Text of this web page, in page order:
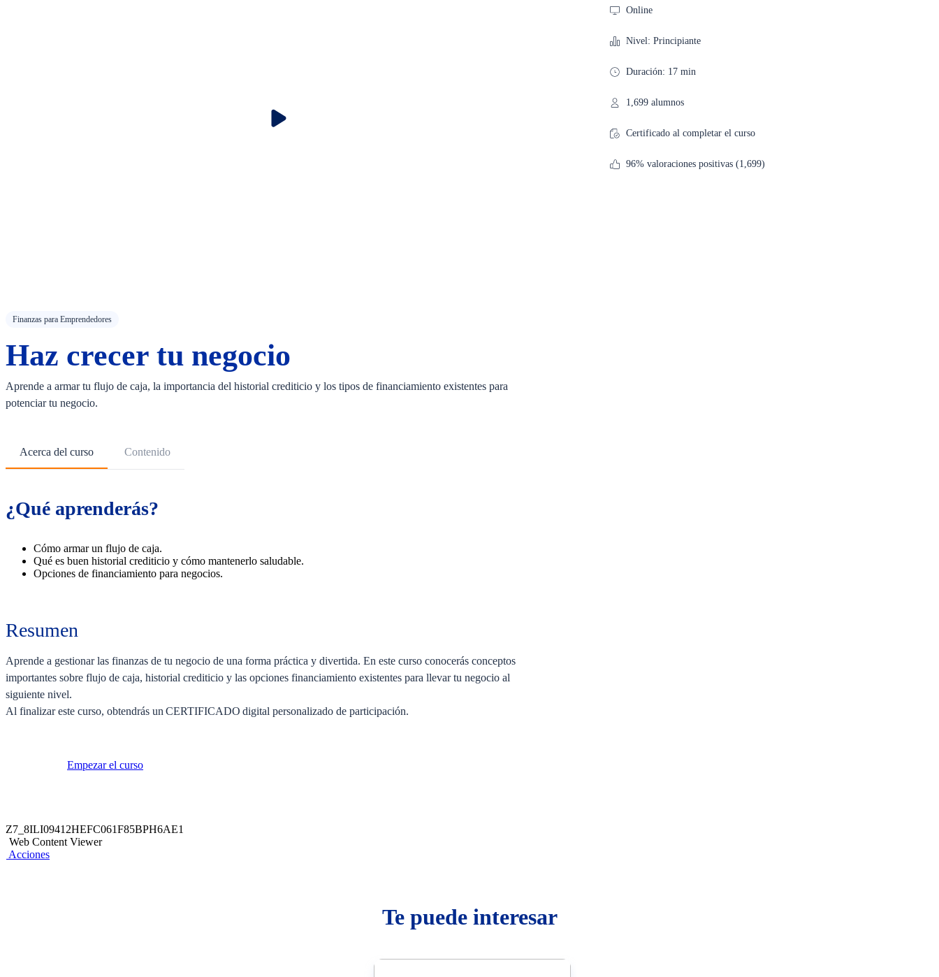
Finanzas para Emprendedores
Haz crecer tu negocio
Aprende a armar tu flujo de caja, la importancia del historial crediticio y los tipos de financiamiento existentes para
potenciar tu negocio.
Online
Nivel: Principiante
Duración: 17 min
1,699 alumnos
Certificado al completar el curso
96% valoraciones positivas (1,699)
Acerca del curso Contenido
¿Qué aprenderás?
Cómo armar un flujo de caja.
Qué es buen historial crediticio y cómo mantenerlo saludable.
Opciones de financiamiento para negocios.
Resumen
Aprende a gestionar las finanzas de tu negocio de una forma práctica y divertida. En este curso conocerás conceptos
importantes sobre flujo de caja, historial crediticio y las opciones financiamiento existentes para llevar tu negocio al
siguiente nivel.
Al finalizar este curso, obtendrás un CERTIFICADO digital personalizado de participación.
Empezar el curso
Z7_8ILI09412HEFC061F85BPH6AE1
Web Content Viewer
Acciones
Te puede interesar